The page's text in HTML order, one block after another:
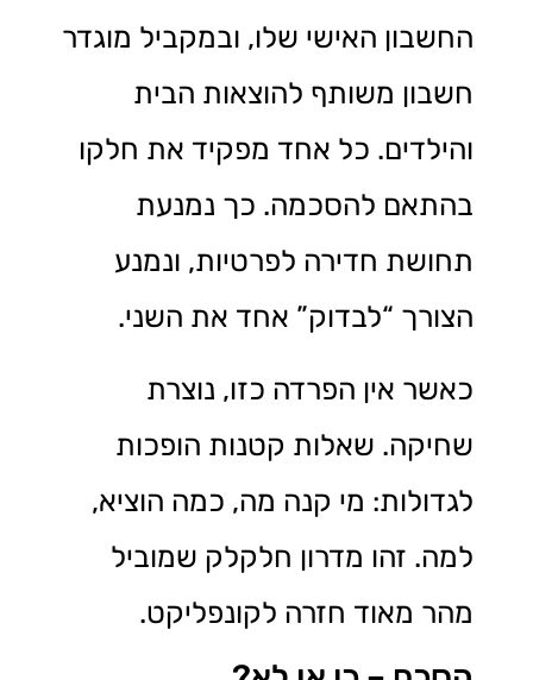
החשבון האישי שלו, ובמקביל מוגדר
חשבון משותף להוצאות הבית
והילדים. כל אחד מפקיד את חלקו
בהתאם להסכמה. כך נמנעת
תחושת חדירה לפרטיות, ונמנע
הצורך “לבדוק” אחד את השני.
כאשר אין הפרדה כזו, נוצרת
שחיקה. שאלות קטנות הופכות
לגדולות: מי קנה מה, כמה הוציא,
למה. זהו מדרון חלקלק שמוביל
מהר מאוד חזרה לקונפליקט.